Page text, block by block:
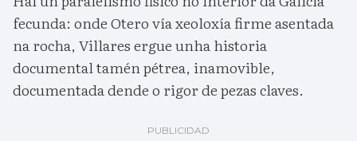
fecunda: onde Otero vía xeoloxía firme asentada
na rocha, Villares ergue unha historia
documental tamén pétrea, inamovible,
documentada dende o rigor de pezas claves.